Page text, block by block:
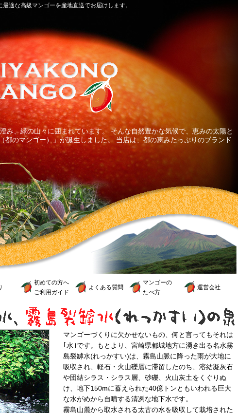
適な高級マンゴーを産地直送でお届けします。
み、緑の山々に囲まれています。 そんな自然豊かな気候で、恵みの太陽と
のマンゴー）」が誕生しました。 当店は、都の恵みたっぷりのブランド
初めての方へ
ご利用ガイド
よくある質問
マンゴーの
たべ方
運営会社
マンゴーづくりに欠かせないもの、何と言ってもそれは
｢水｣です。もとより、宮崎県都城地方に湧き出る名水霧
島裂罅水(れっかすい)は、霧島山脈に降った雨が大地に
吸収され、軽石・火山礫層に滞留したのち、溶結凝灰石
や団結シラス・シラス層、砂礫、火山灰土をくぐりぬ
け、地下150mに蓄えられた40億トンともいわれる巨大
な水がめから自噴する清冽な地下水です。
霧島山麓から取水される太古の水を吸収して栽培された